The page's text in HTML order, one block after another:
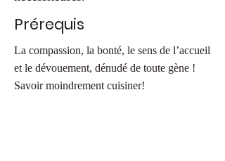
Prérequis
La compassion, la bonté, le sens de l’accueil
et le dévouement, dénudé de toute gène !
Savoir moindrement cuisiner!